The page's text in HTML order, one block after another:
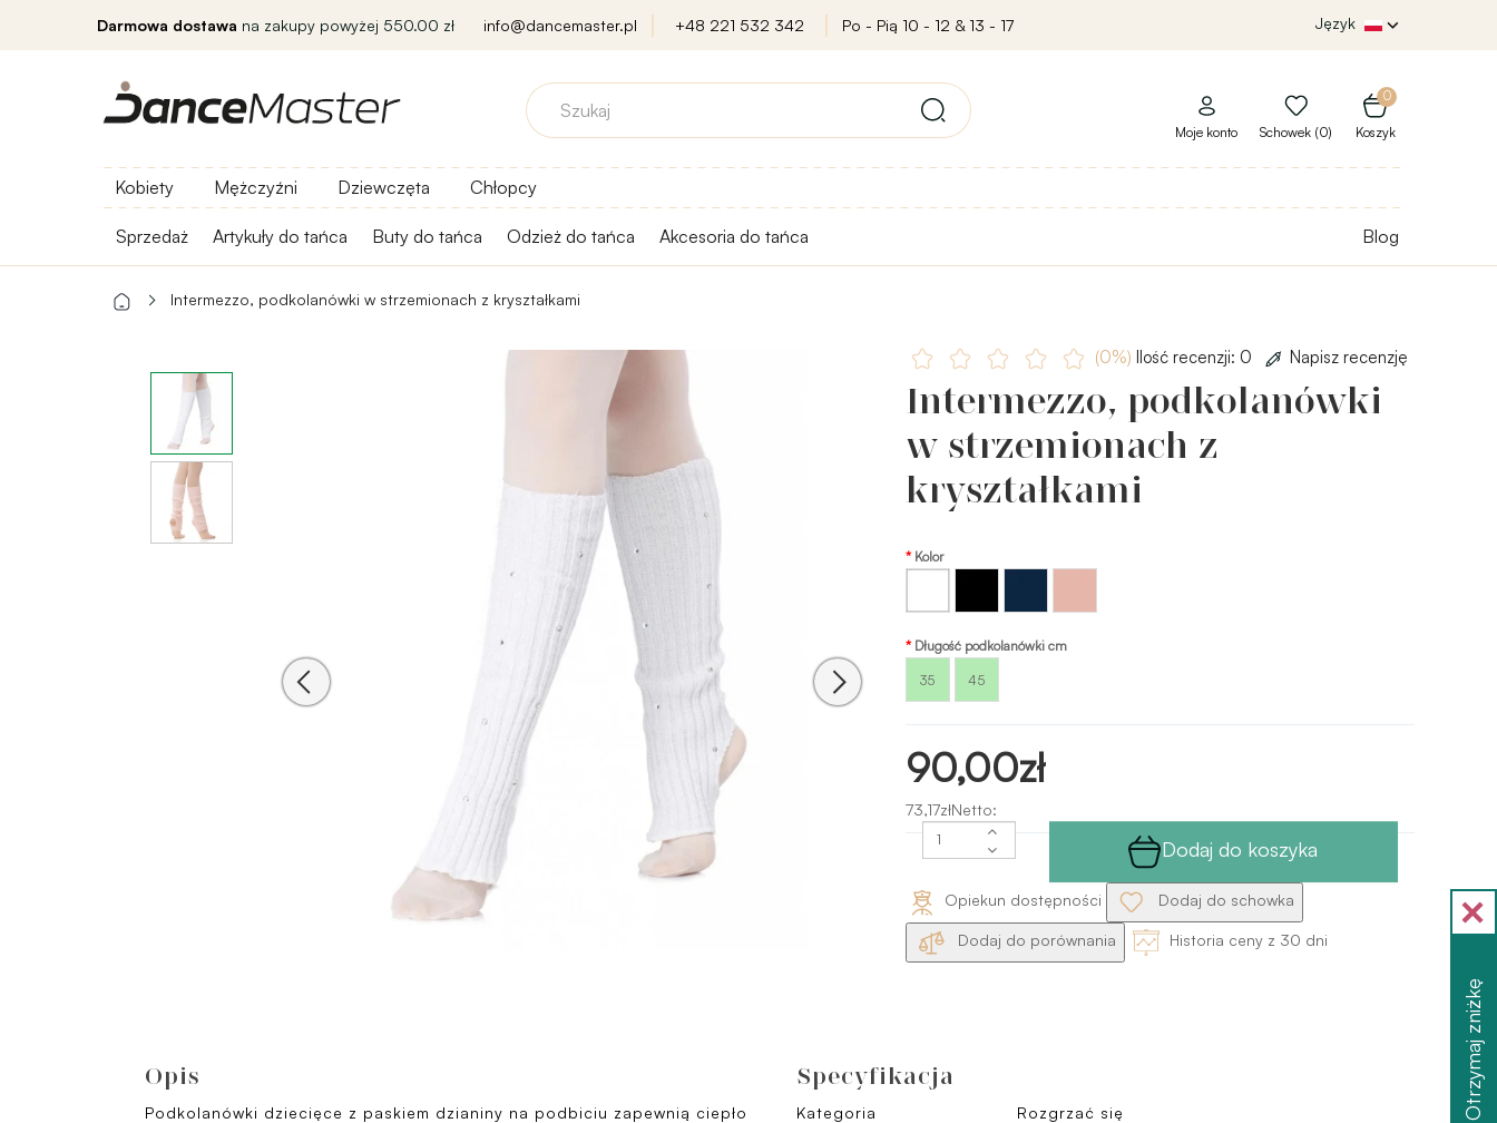
Darmowa dostawa na zakupy powyżej 550.00 zł info@dancemaster.pl +48 221 532 342 Po - Pią 10 - 12 & 13 - 17 Język
0
Koszyk
Moje konto Schowek (0)
Kobiety Mężczyźni Dziewczęta Chłopcy
Sprzedaż Artykuły do ​​tańca Buty do tańca Odzież do tańca Akcesoria do tańca Blog
Intermezzo, podkolanówki w strzemionach z kryształkami
(0%) Ilość recenzji: 0 Napisz recenzję
Intermezzo, podkolanówki
w strzemionach z
kryształkami
Kolor
Długość podkolanówki cm
35 45
90,00zł
73,17złNetto:
Dodaj do koszyka
Opiekun dostępności Dodaj do schowka
Dodaj do porównania Historia ceny z 30 dni
Opis
Podkolanówki dziecięce z paskiem dzianiny na podbiciu zapewnią ciepło
Specyfikacja
Kategoria
Rozgrzać się
Otrzymaj zniżkę